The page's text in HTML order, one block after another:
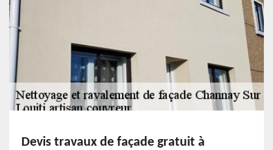
Devis travaux de façade gratuit à